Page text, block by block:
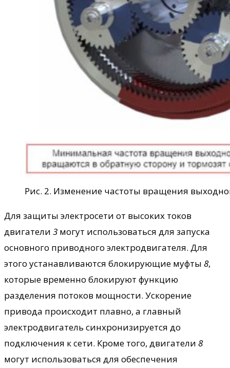
Рис. 2. Изменение частоты вращения
Для защиты электросети от высоких токов
двигатели 3 могут использоваться для запуска
основного приводного электродвигателя. Для
этого устанавливаются блокирующие муфты 8,
которые временно блокируют функцию
разделения потоков мощности. Ускорение
привода происходит плавно, а главный
электродвигатель синхронизируется до
подключения к сети. Кроме того, двигатели 8
могут использоваться для обеспечения